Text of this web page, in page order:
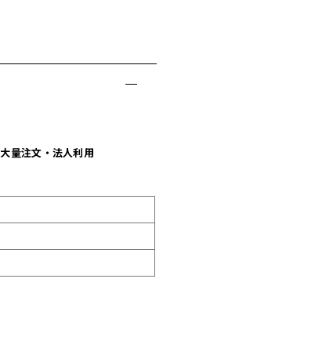
大量注文・法人利用